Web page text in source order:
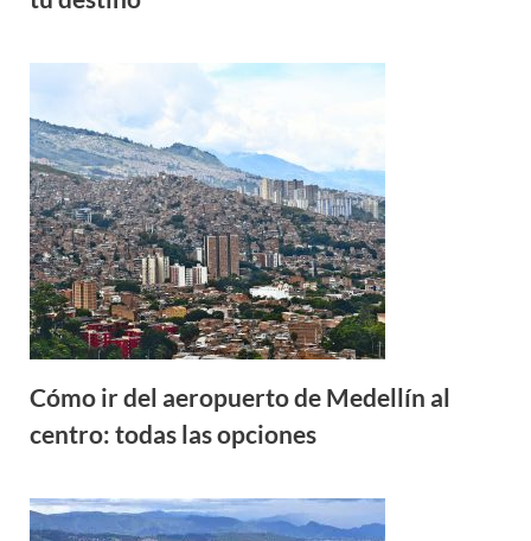
Cómo ir del aeropuerto de Medellín al
centro: todas las opciones